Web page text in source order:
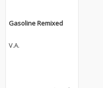
Gasoline Remixed
V.A.